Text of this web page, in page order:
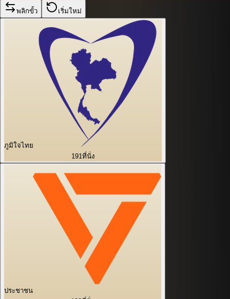
พลิกขั้ว เริ่มใหม่
ภูมิใจไทย
191ที่นั่ง
ประชาชน